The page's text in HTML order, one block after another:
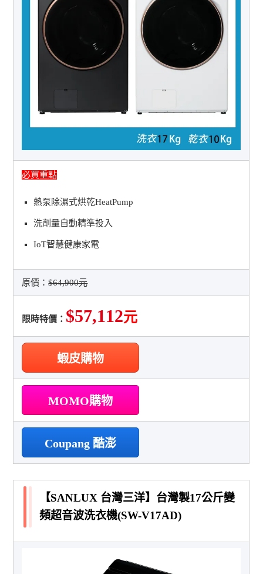
必買重點
熱泵除濕式烘乾HeatPump
洗劑量自動精準投入
IoT智慧健康家電
原價：$64,900元
限時特價： $57,112元
蝦皮購物
MOMO購物
Coupang 酷澎
【SANLUX 台灣三洋】台灣製17公斤變
頻超音波洗衣機(SW-V17AD)